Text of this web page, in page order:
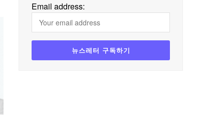
Email address: